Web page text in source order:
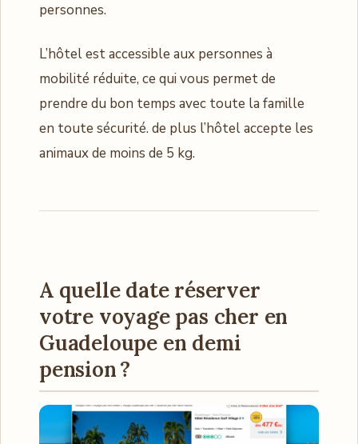
personnes.
L’hôtel est accessible aux personnes à
mobilité réduite, ce qui vous permet de
prendre du bon temps avec toute la famille
en toute sécurité. de plus l’hôtel accepte les
animaux de moins de 5 kg.
A quelle date réserver
votre voyage pas cher en
Guadeloupe en demi
pension ?